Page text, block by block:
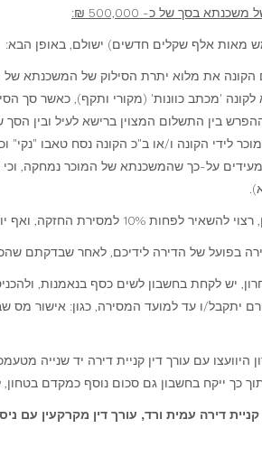
בסך של כ- 500,000 ₪:
'מכתב כוונות' (מקורי ותקף), כאשר סך
לידי הקונה ו/או ב"כ הקונה נסח טאבו "נקי"
על-כך שהמשכנתא של המוכר נמחקה, וכי
למסירת החזקה, ואף יותר, ככל הניתן.
בפועל של הדירה לידיכם, לאחר שבדקתם
יש לקחת בחשבון לשים כסף בנאמנות,
יתקבל/ו עד למועד המסירה, כגון: אישור מס
עם עורך דין קניית דירה יד שנייה
כך ייקח בחשבון גם סכום נוסף כמקדם בטחון,
דירה עמית ורד, עורך דין מקרקעין עם